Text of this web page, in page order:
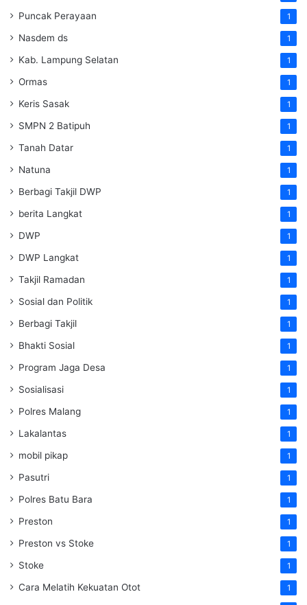
Puncak Perayaan 1
Nasdem ds 1
Kab. Lampung Selatan 1
Ormas 1
Keris Sasak 1
SMPN 2 Batipuh 1
Tanah Datar 1
Natuna 1
Berbagi Takjil DWP 1
berita Langkat 1
DWP 1
DWP Langkat 1
Takjil Ramadan 1
Sosial dan Politik 1
Berbagi Takjil 1
Bhakti Sosial 1
Program Jaga Desa 1
Sosialisasi 1
Polres Malang 1
Lakalantas 1
mobil pikap 1
Pasutri 1
Polres Batu Bara 1
Preston 1
Preston vs Stoke 1
Stoke 1
Cara Melatih Kekuatan Otot 1